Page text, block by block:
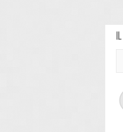
IL